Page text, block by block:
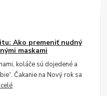
Ako premeniť nudný
maskami
koláče sú dojedené a
Čakanie na Nový rok sa